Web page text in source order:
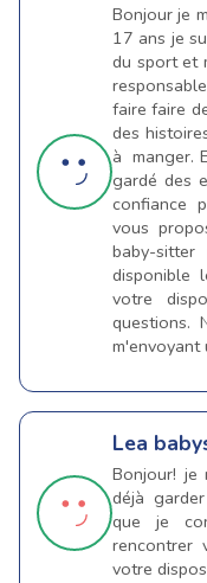
Bonjour je
17 ans je
du sport et
faire faire
des
à manger.
gardé des
confiance
vous
baby-
disponible
votre
questions.
m'envoyant
Lea
Bonjour! je
déjà garder
que je
rencontrer
votre